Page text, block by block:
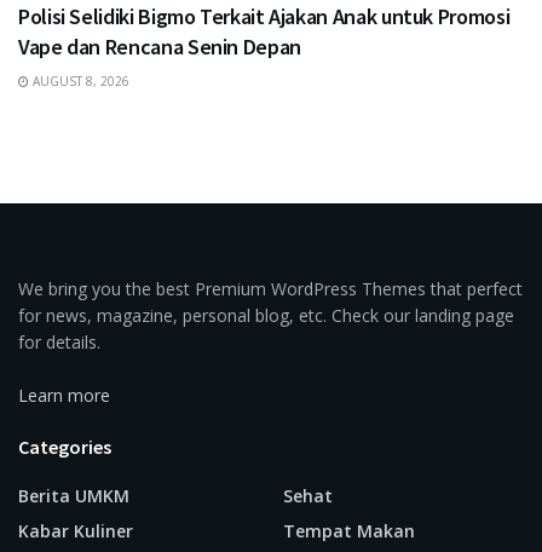
Polisi Selidiki Bigmo Terkait Ajakan Anak untuk Promosi
Vape dan Rencana Senin Depan
AUGUST 8, 2026
We bring you the best Premium WordPress Themes that perfect
for news, magazine, personal blog, etc. Check our landing page
for details.
Learn more
Categories
Berita UMKM
Kabar Kuliner
Sehat
Tempat Makan